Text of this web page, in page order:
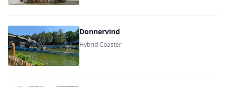
Donnervind
Hybrid Coaster